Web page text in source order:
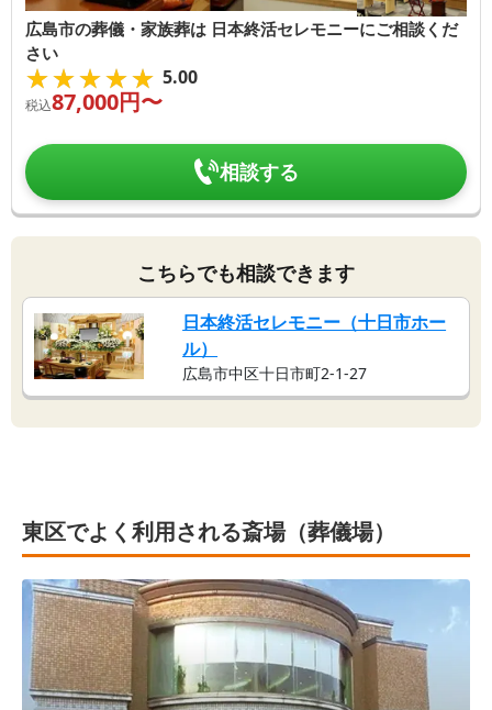
広島市の葬儀・家族葬は 日本終活セレモニーにご相談くだ
さい
★★★★★
★★★★★ 5.00
税込87,000円〜
相談する
こちらでも相談できます
日本終活セレモニー（十日市ホー
ル）
広島市中区十日市町2-1-27
東区でよく利用される斎場（葬儀場）